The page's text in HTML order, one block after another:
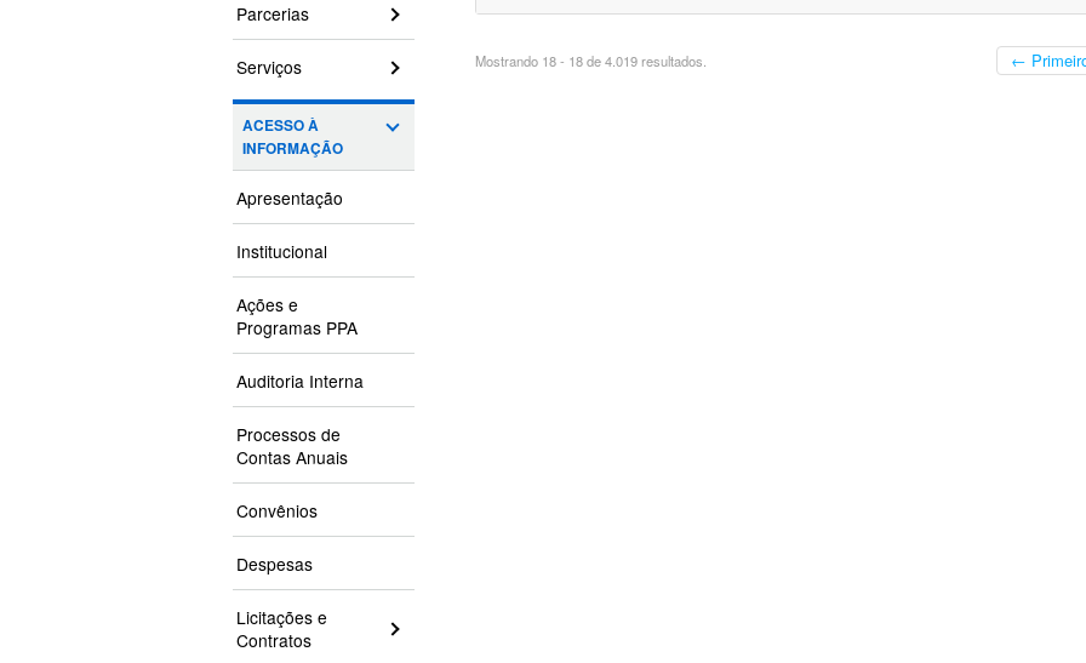
Parcerias
Serviços
ACESSO À
INFORMAÇÃO
Apresentação
Institucional
Ações e
Programas PPA
Auditoria Interna
Processos de
Contas Anuais
Convênios
Despesas
Licitações e
Contratos
Mostrando 18 - 18 de 4.019 resultados. ←